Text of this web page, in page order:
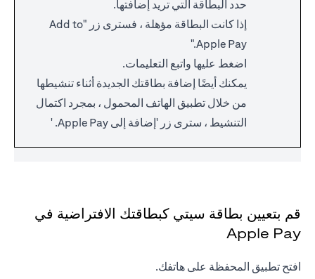
حدد البطاقة التي تريد إضافتها.
إذا كانت البطاقة مؤهلة ، فسترى زر "Add to
Apple Pay."
اضغط عليها واتبع التعليمات.
يمكنك أيضًا إضافة بطاقتك الجديدة أثناء تنشيطها
من خلال تطبيق الهاتف المحمول ، بمجرد اكتمال
التنشيط ، سترى زر 'إضافة إلى Apple Pay. '
قم بتعيين بطاقة سيتي كبطاقتك الافتراضية في
Apple Pay
افتح تطبيق المحفظة على هاتفك.